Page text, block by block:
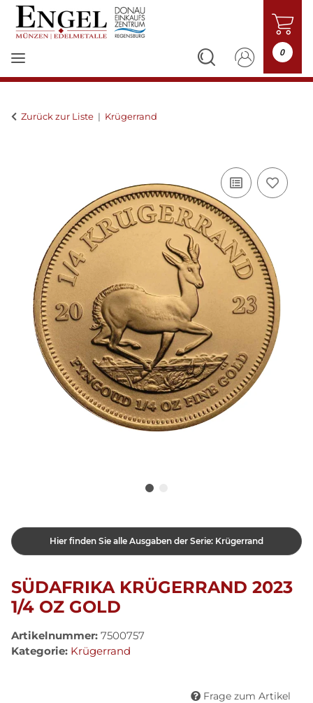
0
Zurück zur Liste Krügerrand
Hier finden Sie alle Ausgaben der Serie: Krügerrand
SÜDAFRIKA KRÜGERRAND 2023
1/4 OZ GOLD
Artikelnummer: 7500757
Kategorie: Krügerrand
Frage zum Artikel